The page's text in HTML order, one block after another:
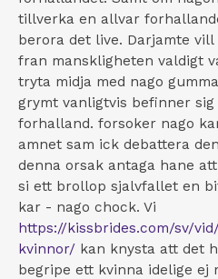
tillverka en allvar
berora det live. Darjamte
fran manskligheten valdigt
tryta midja med nago
grymt vanligtvis befinner
forhalland. forsoker nago
amnet sam ick debattera
denna orsak antaga hane
si ett brollop sjalvfallet en
kar - nago chock. Vi
https://kissbrides.com/sv/
kvinnor/ kan knysta att det
begripe ett kvinna idelige ej